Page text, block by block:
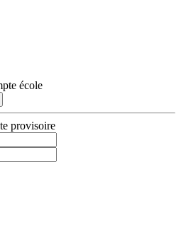
école
provisoire